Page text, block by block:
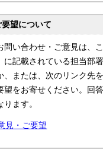
望について
問い合わせ・ご意見は、
に記載されている担当部
、または、次のリンク先
望をお寄せください。回
ます。
見・ご要望